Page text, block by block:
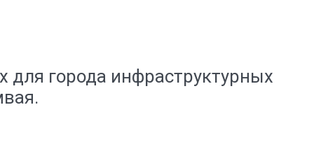
города инфраструктурных